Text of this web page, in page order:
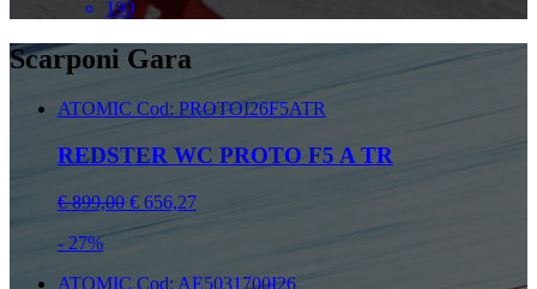
190
Scarponi Gara
ATOMIC Cod: PROTOI26F5ATR
REDSTER WC PROTO F5 A TR
€ 899,00 € 656,27
- 27%
ATOMIC Cod: AE5031700I26